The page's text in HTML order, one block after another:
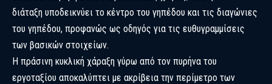
διάταξη υποδεικνύει το κέντρο του γηπέδου και τις διαγώνιες
του γηπέδου, προφανώς ως οδηγός για τις ευθυγραμμίσεις
των βασικών στοιχείων.
Η πράσινη κυκλική χάραξη γύρω από τον πυρήνα του
εργοταξίου αποκαλύπτει με ακρίβεια την περίμετρο των